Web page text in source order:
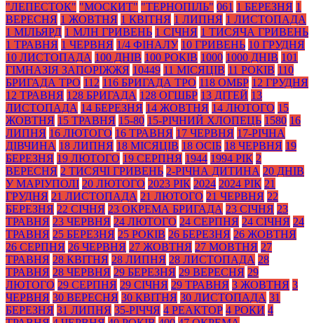
"ЛЕПЕСТОК" "МОСКИТ" "ТЕРНОПІЛЬ" 061 1 БЕРЕЗНЯ 1
ВЕРЕСНЯ 1 ЖОВТНЯ 1 КВІТНЯ 1 ЛИПНЯ 1 ЛИСТОПАДА
1 МІЛЬЯРД 1 МЛН ГРИВЕНЬ 1 СІЧНЯ 1 ТИСЯЧА ГРИВЕНЬ
1 ТРАВНЯ 1 ЧЕРВНЯ 1/4 ФІНАЛУ 10 ГРИВЕНЬ 10 ГРУДНЯ
10 ЛИСТОПАДА 100 ДНІВ 100 РОКІВ 1000 1000 ДНІВ 101
ГІМНАЗІЯ ЗАПОРІЖЖЯ 10449 11 МІСЯЦІВ 11 РОКІВ 110
БРИГАДА ТРО 112 116 БРИГАДА ТРО 118 ОМБР 12 ГРУДНЯ
12 ТРАВНЯ 128 БРИГАДА 128 ОГШБР 13 ДІТЕЙ 13
ЛИСТОПАДА 14 БЕРЕЗНЯ 14 ЖОВТНЯ 14 ЛЮТОГО 15
ЖОВТНЯ 15 ТРАВНЯ 15-80 15-РІЧНИЙ ХЛОПЕЦЬ 1580 16
ЛИПНЯ 16 ЛЮТОГО 16 ТРАВНЯ 17 ЧЕРВНЯ 17-РІЧНА
ДІВЧИНА 18 ЛИПНЯ 18 МІСЯЦІВ 18 ОСІБ 18 ЧЕРВНЯ 19
БЕРЕЗНЯ 19 ЛЮТОГО 19 СЕРПНЯ 1944 1994 РІК 2
ВЕРЕСНЯ 2 ТИСЯЧІ ГРИВЕНЬ 2-РІЧНА ДИТИНА 20 ДНІВ
У МАРІУПОЛІ 20 ЛЮТОГО 2023 РІК 2024 2024 РІК 21
ГРУДНЯ 21 ЛИСТОПАДА 21 ЛЮТОГО 21 ЧЕРВНЯ 22
БЕРЕЗНЯ 22 СІЧНЯ 23 ОКРЕМА БРИГАДА 23 СІЧНЯ 23
ТРАВНЯ 23 ЧЕРВНЯ 24 ЛЮТОГО 24 СЕРПНЯ 24 СІЧНЯ 24
ТРАВНЯ 25 БЕРЕЗНЯ 25 РОКІВ 26 БЕРЕЗНЯ 26 ЖОВТНЯ
26 СЕРПНЯ 26 ЧЕРВНЯ 27 ЖОВТНЯ 27 МОВТНЯ 27
ТРАВНЯ 28 КВІТНЯ 28 ЛИПНЯ 28 ЛИСТОПАДА 28
ТРАВНЯ 28 ЧЕРВНЯ 29 БЕРЕЗНЯ 29 ВЕРЕСНЯ 29
ЛЮТОГО 29 СЕРПНЯ 29 СІЧНЯ 29 ТРАВНЯ 3 ЖОВТНЯ 3
ЧЕРВНЯ 30 ВЕРЕСНЯ 30 КВІТНЯ 30 ЛИСТОПАДА 31
БЕРЕЗНЯ 31 ЛИПНЯ 35-РІЧЧЯ 4 РЕАКТОР 4 РОКИ 4